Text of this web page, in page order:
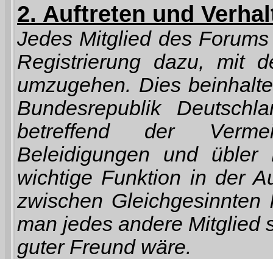
2. Auftreten und
Jedes Mitglied des
Registrierung dazu, mit
umzugehen. Dies
Bundesrepublik
betreffend der
Beleidigungen und
wichtige Funktion in der
zwischen
man jedes andere Mitglied
guter Freund wäre.